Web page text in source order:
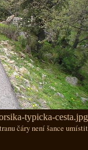
typicka-cesta.jpg
čáry není šance umístit